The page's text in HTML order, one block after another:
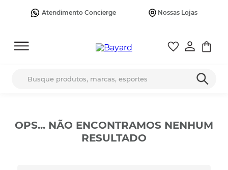
Atendimento Concierge Nossas Lojas
OPS... NÃO ENCONTRAMOS NENHUM
RESULTADO